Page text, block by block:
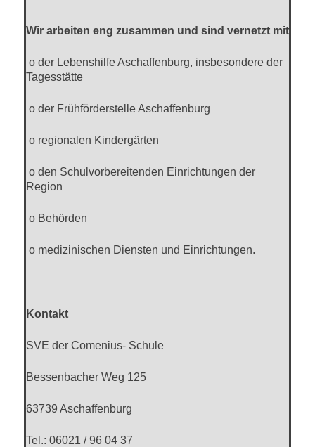
Wir arbeiten eng zusammen und sind vernetzt mit
o der Lebenshilfe Aschaffenburg, insbesondere der
Tagesstätte
o der Frühförderstelle Aschaffenburg
o regionalen Kindergärten
o den Schulvorbereitenden Einrichtungen der
Region
o Behörden
o medizinischen Diensten und Einrichtungen.
Kontakt
SVE der Comenius- Schule
Bessenbacher Weg 125
63739 Aschaffenburg
Tel.: 06021 / 96 04 37